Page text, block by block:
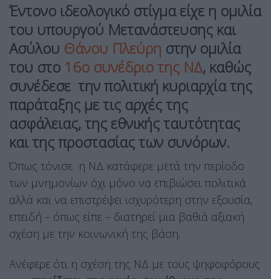
Έντονο ιδεολογικό στίγμα είχε η ομιλία
του υπουργού Μετανάστευσης και
Ασύλου Θάνου Πλεύρη στην ομιλία
του στο 16ο συνέδριο της ΝΔ, καθώς
συνέδεσε την πολιτική κυριαρχία της
παράταξης με τις αρχές της
ασφάλειας, της εθνικής ταυτότητας
και της προστασίας των συνόρων.
Όπως τόνισε η ΝΔ κατάφερε μετά την περίοδο
των μνημονίων όχι μόνο να επιβιώσει πολιτικά
αλλά και να επιστρέψει ισχυρότερη στην εξουσία,
επειδή – όπως είπε – διατηρεί μια βαθιά αξιακή
σχέση με την κοινωνική της βάση.
Ανέφερε ότι η σχέση της ΝΔ με τους ψηφοφόρους